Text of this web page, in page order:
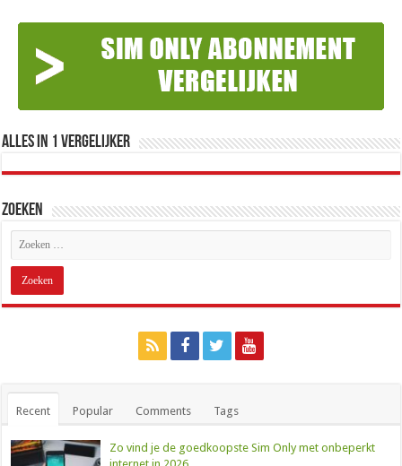
Alles in 1 Vergelijker
Zoeken
Recent Popular Comments Tags
Zo vind je de goedkoopste Sim Only met onbeperkt